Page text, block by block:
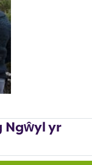
Ngŵyl yr